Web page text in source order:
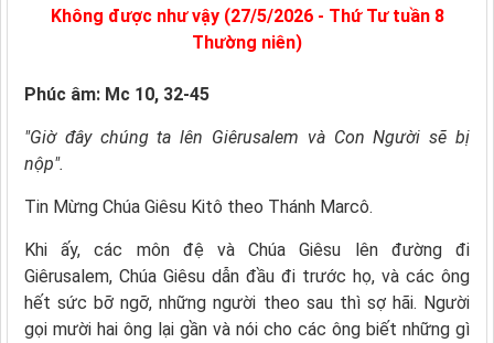
Không được như vậy (27/5/2026 - Thứ Tư tuần 8
Thường niên)
Phúc âm: Mc 10, 32-45
"Giờ đây chúng ta lên Giêrusalem và Con Người sẽ bị
nộp".
Tin Mừng Chúa Giêsu Kitô theo Thánh Marcô.
Khi ấy, các môn đệ và Chúa Giêsu lên đường đi
Giêrusalem, Chúa Giêsu dẫn đầu đi trước họ, và các ông
hết sức bỡ ngỡ, những người theo sau thì sợ hãi. Người
gọi mười hai ông lại gần và nói cho các ông biết những gì